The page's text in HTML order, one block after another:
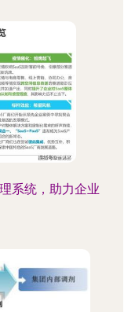
系统，助力企业